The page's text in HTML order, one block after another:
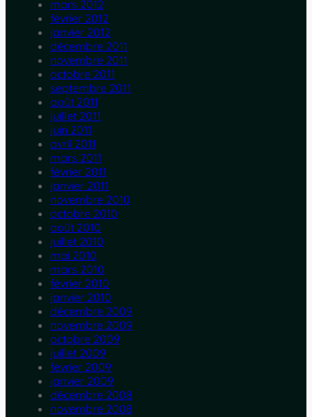
mars 2012
février 2012
janvier 2012
décembre 2011
novembre 2011
octobre 2011
septembre 2011
août 2011
juillet 2011
juin 2011
avril 2011
mars 2011
février 2011
janvier 2011
novembre 2010
octobre 2010
août 2010
juillet 2010
mai 2010
mars 2010
février 2010
janvier 2010
décembre 2009
novembre 2009
octobre 2009
juillet 2009
février 2009
janvier 2009
décembre 2008
novembre 2008